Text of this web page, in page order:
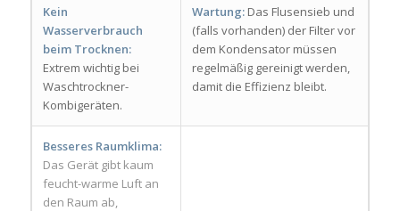
Kein
Wasserverbrauch
beim Trocknen:
Extrem wichtig bei
Waschtrockner-
Kombigeräten.
Wartung:Das Flusensieb und
(falls vorhanden) der Filter vor
dem Kondensator müssen
regelmäßig gereinigt werden,
damit die Effizienz bleibt.
Besseres Raumklima:
Das Gerät gibt kaum
feucht-warme Luft an
den Raum ab,